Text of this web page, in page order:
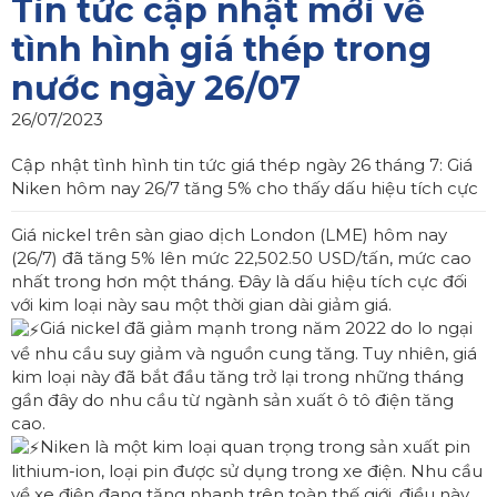
Tin tức cập nhật mới về
tình hình giá thép trong
nước ngày 26/07
26/07/2023
Cập nhật tình hình tin tức giá thép ngày 26 tháng 7: Giá
Niken hôm nay 26/7 tăng 5% cho thấy dấu hiệu tích cực
Giá nickel trên sàn giao dịch London (LME) hôm nay
(26/7) đã tăng 5% lên mức 22,502.50 USD/tấn, mức cao
nhất trong hơn một tháng. Đây là dấu hiệu tích cực đối
với kim loại này sau một thời gian dài giảm giá.
Giá nickel đã giảm mạnh trong năm 2022 do lo ngại
về nhu cầu suy giảm và nguồn cung tăng. Tuy nhiên, giá
kim loại này đã bắt đầu tăng trở lại trong những tháng
gần đây do nhu cầu từ ngành sản xuất ô tô điện tăng
cao.
Niken là một kim loại quan trọng trong sản xuất pin
lithium-ion, loại pin được sử dụng trong xe điện. Nhu cầu